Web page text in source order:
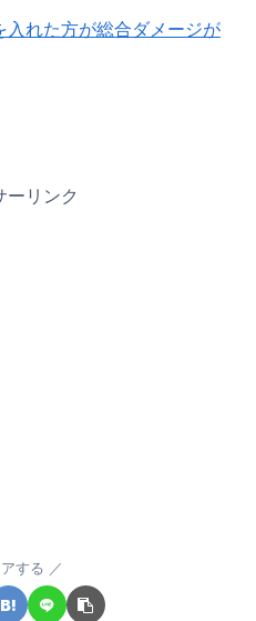
れた方が総合ダメージが
ーリンク
する